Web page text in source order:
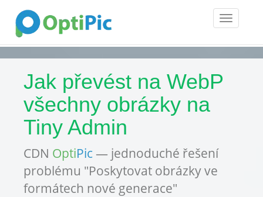
Toggle
Jak převést na WebP
všechny obrázky na
Tiny Admin
CDN OptiPic — jednoduché řešení
problému "Poskytovat obrázky ve
formátech nové generace"